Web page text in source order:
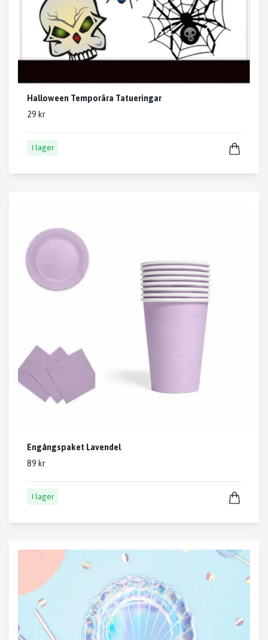
Halloween Temporära Tatueringar
29 kr
I lager
Engångspaket Lavendel
89 kr
I lager